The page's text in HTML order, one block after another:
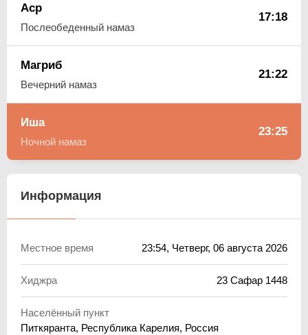
Аср
Послеобеденный намаз
17:18
Магриб
Вечерний намаз
21:22
Иша
Ночной намаз
23:25
Информация
Местное время 23:54, Четверг, 06 августа 2026
Хиджра 23 Сафар 1448
Населённый пункт
Питкяранта, Республика Карелия, Россия